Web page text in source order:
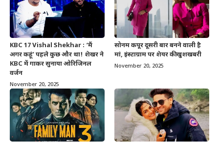
KBC 17 Vishal Shekhar : ‘मैं
अगर कहूं’ पहले कुछ और था! शेखर ने
KBC में गाकर सुनाया ओरिजिनल
वर्जन
November 20, 2025
सोनम कपूर दूसरी बार बनने वाली है
मां, इंस्टाग्राम पर शेयर की खुशखबरी
November 20, 2025